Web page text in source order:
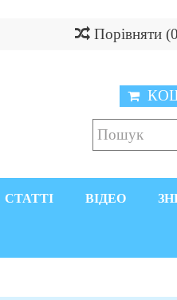
Порівняти (0
СТАТТІ ВІДЕО